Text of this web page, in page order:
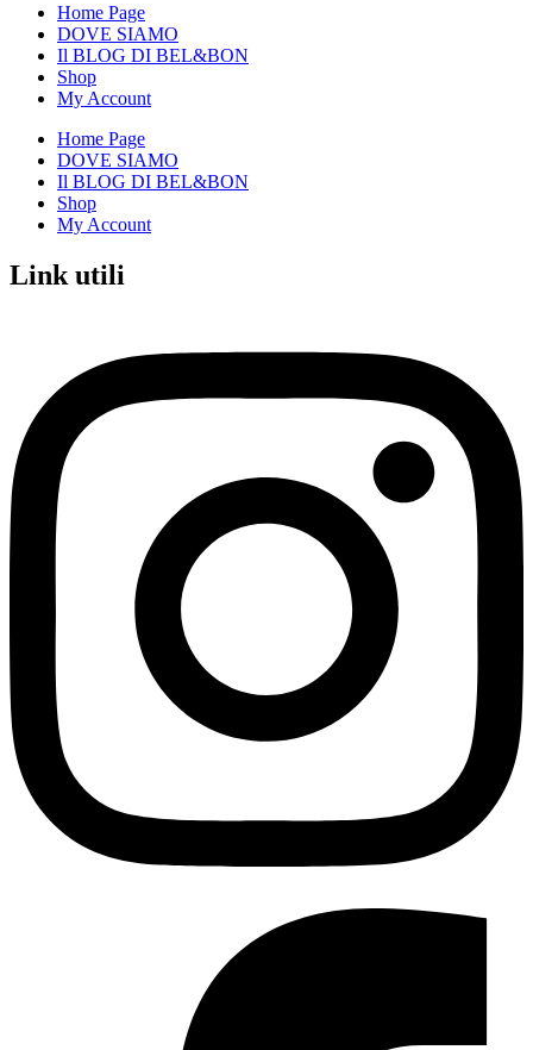
Home Page
DOVE SIAMO
Il BLOG DI BEL&BON
Shop
My Account
Home Page
DOVE SIAMO
Il BLOG DI BEL&BON
Shop
My Account
Link utili